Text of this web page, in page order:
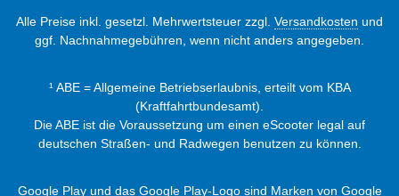
Alle Preise inkl. gesetzl. Mehrwertsteuer zzgl. Versandkosten und
ggf. Nachnahmegebühren, wenn nicht anders angegeben.
¹ ABE = Allgemeine Betriebserlaubnis, erteilt vom KBA
(Kraftfahrtbundesamt).
Die ABE ist die Voraussetzung um einen eScooter legal auf
deutschen Straßen- und Radwegen benutzen zu können.
Google Play und das Google Play-Logo sind Marken von Google